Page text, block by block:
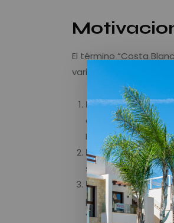
El término “Costa
varios fundamentos:
Playas de arena
extensas playas de
Mediterráneo. Este
La luminosidad
sol al año, lo que le
Un atractivo
posicionarse como
“Costa Blanca”